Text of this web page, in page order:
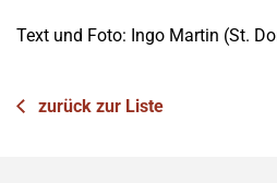
Text und Foto: Ingo Martin (St.
zurück zur Liste